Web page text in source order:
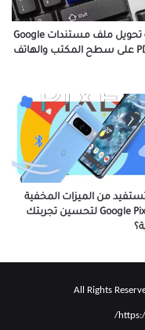
كيفية تحويل ملف مستندات Google
من الميزات المخفية
في Google Pixel لتحسين تجربتك